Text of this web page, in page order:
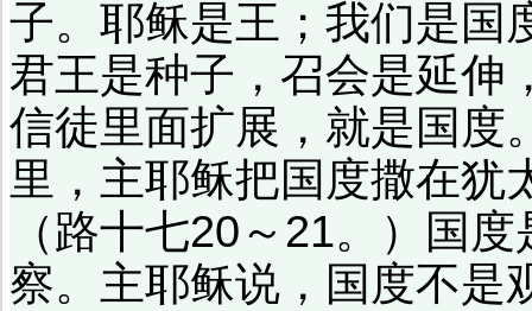
子。耶稣是王；我们是国
君王是种子，召会是延伸
信徒里面扩展，就是国度
里，主耶稣把国度撒在犹
（路十七20～21。）国
察。主耶稣说，国度不是